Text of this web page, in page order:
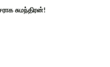
சுமந்திரன்!